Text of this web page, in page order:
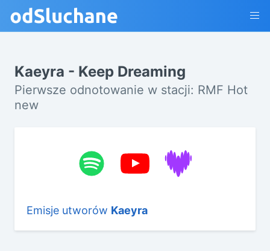
Kaeyra - Keep Dreaming
Pierwsze odnotowanie w stacji: RMF Hot
new
Emisje utworów Kaeyra